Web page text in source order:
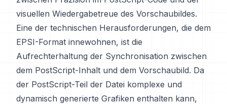
visuellen Wiedergabetreue des Vorschaubildes.
Eine der technischen Herausforderungen, die dem
EPSI-Format innewohnen, ist die
Aufrechterhaltung der Synchronisation zwischen
dem PostScript-Inhalt und dem Vorschaubild. Da
der PostScript-Teil der Datei komplexe und
dynamisch generierte Grafiken enthalten kann,